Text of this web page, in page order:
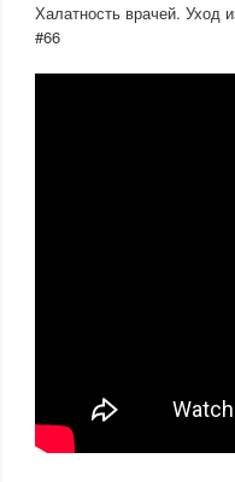
Халатность врачей. Уход
#66